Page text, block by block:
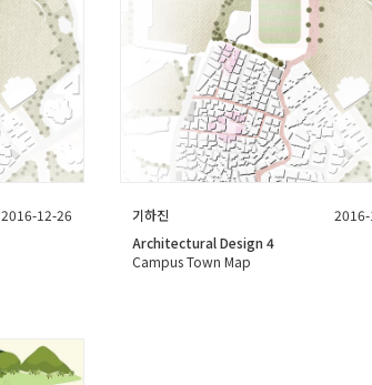
2016-12-26
기하진
Architectural Design 4
Campus Town Map